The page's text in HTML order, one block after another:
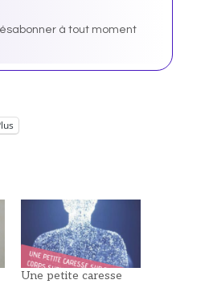
à tout moment
Une petite caresse